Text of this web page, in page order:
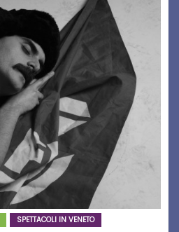
SPETTACOLI IN VENETO